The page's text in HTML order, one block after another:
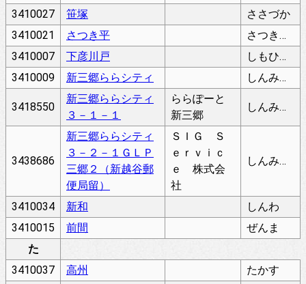
3410027
笹塚
ささづか
3410021
さつき平
さつきだいら
3410007
下彦川戸
しもひこかわど
3410009
新三郷ららシティ しんみさとららしてぃ
3418550
新三郷ららシティ
３－１－１
ららぽーと
新三郷
しんみさとららしてぃ
3438686
新三郷ららシティ
３－２－１ＧＬＰ
三郷２（新越谷郵
便局留）
ＳＩＧ Ｓ
ｅｒｖｉｃ
ｅ 株式会
社
しんみさとららしてぃ
3410034 新和
しんわ
3410015
前間
ぜんま
た
3410037
高州 たかす